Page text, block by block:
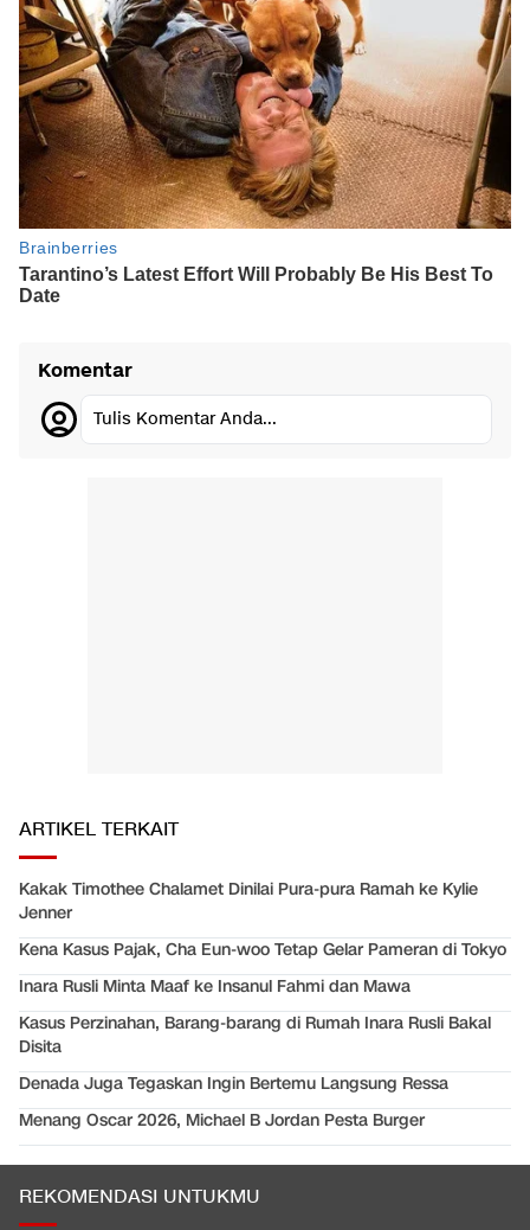
Komentar
Tulis Komentar Anda...
ARTIKEL TERKAIT
Kakak Timothee Chalamet Dinilai Pura-pura Ramah ke Kylie
Jenner
Kena Kasus Pajak, Cha Eun-woo Tetap Gelar Pameran di Tokyo
Inara Rusli Minta Maaf ke Insanul Fahmi dan Mawa
Kasus Perzinahan, Barang-barang di Rumah Inara Rusli Bakal
Disita
Denada Juga Tegaskan Ingin Bertemu Langsung Ressa
Menang Oscar 2026, Michael B Jordan Pesta Burger
REKOMENDASI UNTUKMU